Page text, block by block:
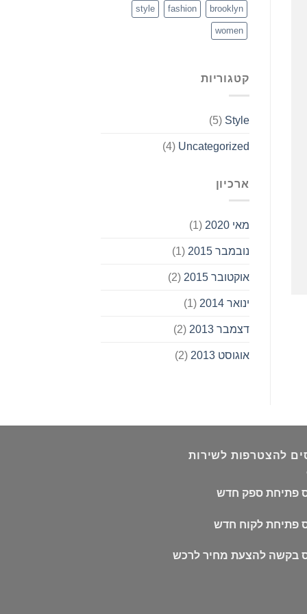
brooklyn
fashion
style
women
קטגוריות
Style
(5)
Uncategorized
(4)
ארכיון
מאי 2020 (1)
נובמבר 2015 (1)
אוקטובר 2015 (2)
ינואר 2014 (1)
דצמבר 2013 (2)
אוגוסט 2013 (2)
להצטרפות לשירות
פתיחת ספק חדש
פתיחת לקוח חדש
בקשה להצעת מחיר לרכש